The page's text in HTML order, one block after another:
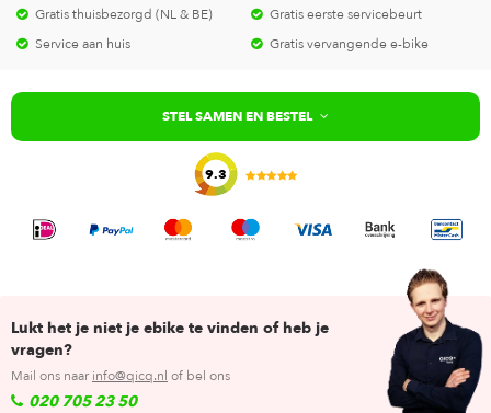
Gratis thuisbezorgd (NL & BE)
Gratis eerste servicebeurt
Service aan huis
Gratis vervangende e-bike
STEL SAMEN EN BESTEL
9.3
Lukt het je niet je ebike te vinden of heb je
vragen?
Mail ons naar info@qicq.nl of bel ons
020 705 23 50